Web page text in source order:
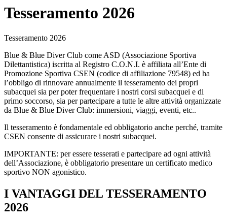
Tesseramento 2026
Tesseramento 2026
Blue & Blue Diver Club come ASD (Associazione Sportiva
Dilettantistica) iscritta al Registro C.O.N.I. è affiliata all’Ente di
Promozione Sportiva CSEN (codice di affiliazione 79548) ed ha
l’obbligo di rinnovare annualmente il tesseramento dei propri
subacquei sia per poter frequentare i nostri corsi subacquei e di
primo soccorso, sia per partecipare a tutte le altre attività organizzate
da Blue & Blue Diver Club: immersioni, viaggi, eventi, etc..
Il tesseramento è fondamentale ed obbligatorio anche perché, tramite
CSEN consente di assicurare i nostri subacquei.
IMPORTANTE: per essere tesserati e partecipare ad ogni attività
dell’Associazione, è obbligatorio presentare un certificato medico
sportivo NON agonistico.
I VANTAGGI DEL TESSERAMENTO
2026